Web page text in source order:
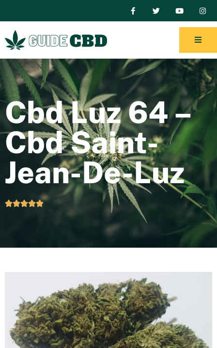
Cbd Luz 64 –
Cbd Saint-
Jean-De-Luz
